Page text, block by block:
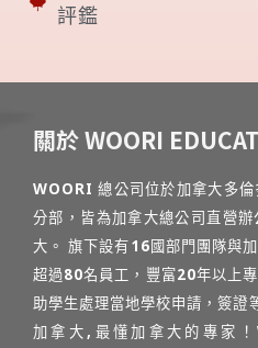
評鑑
關於 WOORI
WOORI 總公司位於加拿大多
分部，皆為加拿大總公司直營
大。 旗下設有16國部門團隊與
超過80名員工，豐富20年以上
助學生處理當地學校申請，簽證
加拿大,最懂加拿大的專家